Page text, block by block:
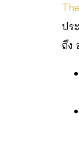
ปร
ถึง